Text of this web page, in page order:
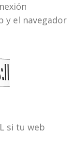
y el navegador
si tu web